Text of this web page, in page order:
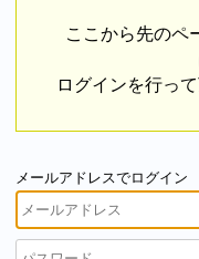
ここから先のペ
ログインを行っ
メールアドレスでログイン